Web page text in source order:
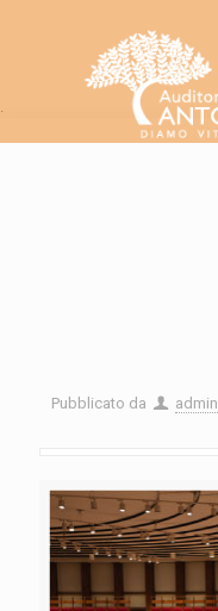
.
Pubblicato da admin